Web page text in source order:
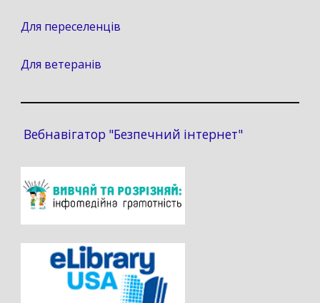
Для переселенців
Для ветеранів
Вебнавігатор "Безпечний інтернет"